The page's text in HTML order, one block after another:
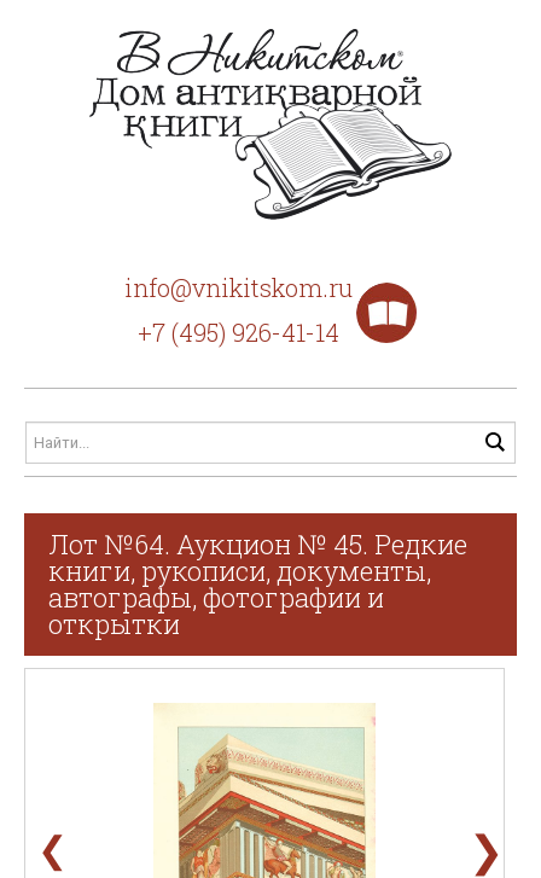
info@vnikitskom.ru
+7 (495) 926-41-14
Лот №64. Аукцион № 45. Редкие
книги, рукописи, документы,
автографы, фотографии и
открытки
❮ ❯